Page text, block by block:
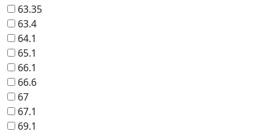
63.35
63.4
64.1
65.1
66.1
66.6
67
67.1
69.1